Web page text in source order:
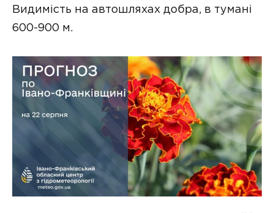
Видимість на автошляхах добра, в тумані
600-900 м.